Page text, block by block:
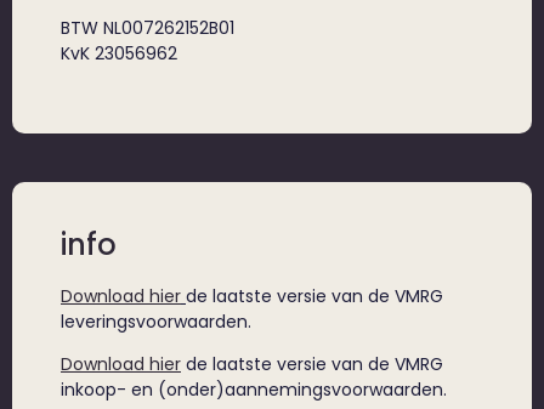
BTW NL007262152B01
KvK 23056962
info
Download hier de laatste versie van de VMRG
leveringsvoorwaarden.
Download hier de laatste versie van de VMRG
inkoop- en (onder)aannemingsvoorwaarden.